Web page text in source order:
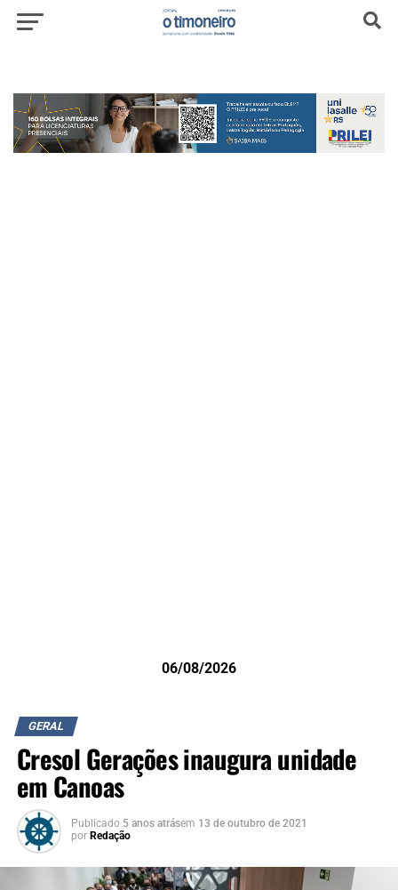
06/08/2026
GERAL
Cresol Gerações inaugura unidade
em Canoas
Publicado 5 anos atrásem 13 de outubro de 2021
por Redação